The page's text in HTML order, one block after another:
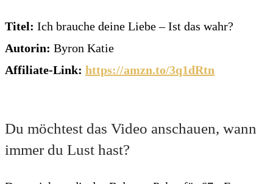
Titel: Ich brauche deine Liebe – Ist das wahr?
Autorin: Byron Katie
Affiliate-Link: https://amzn.to/3q1dRtn
Du möchtest das Video anschauen, wann
immer du Lust hast?